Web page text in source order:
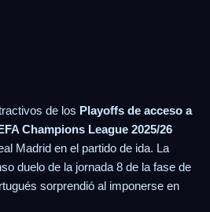
de los Playoffs de acceso a
Champions League 2025/26
Madrid en el partido de ida. La
duelo de la jornada 8 de la fase de
sorprendió al imponerse en